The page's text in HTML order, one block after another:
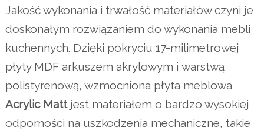
Jakość wykonania i trwałość materiałów czyni je
doskonałym rozwiązaniem do wykonania mebli
kuchennych. Dzięki pokryciu 17-milimetrowej
płyty MDF arkuszem akrylowym i warstwą
polistyrenową, wzmocniona płyta meblowa
Acrylic Mattjest materiałem o bardzo wysokiej
odporności na uszkodzenia mechaniczne, takie